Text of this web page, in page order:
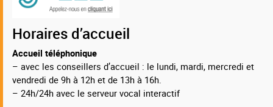
Horaires d’accueil
Accueil téléphonique
– avec les conseillers d’accueil : le lundi, mardi, mercredi et
vendredi de 9h à 12h et de 13h à 16h.
– 24h/24h avec le serveur vocal interactif